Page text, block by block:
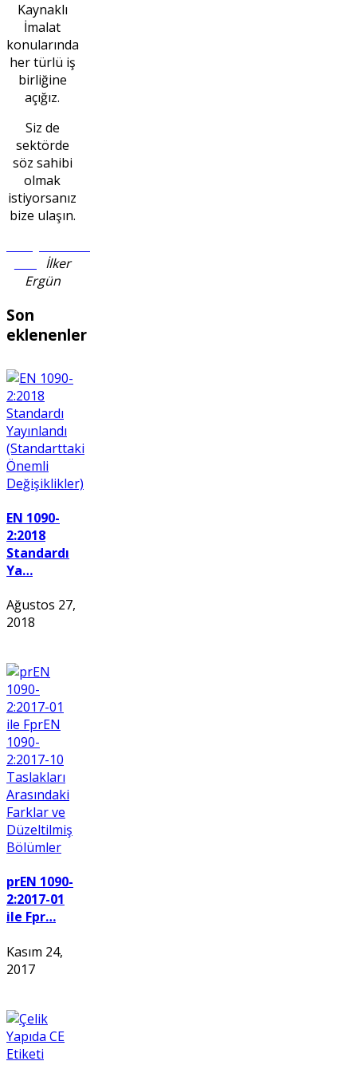
Kaynaklı
İmalat
konularında
her türlü iş
birliğine
açığız.
Siz de
sektörde
söz sahibi
olmak
istiyorsanız
bize ulaşın.
İlker
Ergün
Son
eklenenler
EN 1090-
2:2018
Standardı
Ya…
Ağustos 27,
2018
prEN 1090-
2:2017-01
ile Fpr…
Kasım 24,
2017